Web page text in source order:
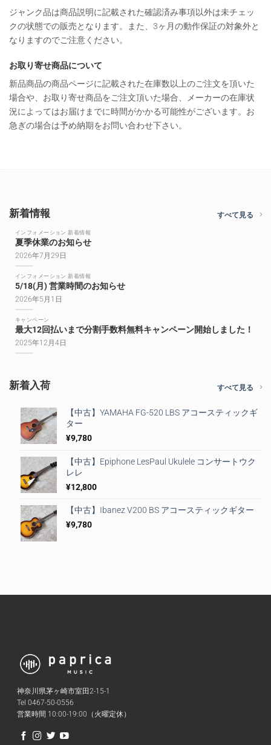
ジャンク品は商品説明に記載された確認済み事項以外は未チェッ
クの状態での販売となります。また、3ヶ月の動作保証の対象外と
なりますのでご注意ください。
お取り寄せ商品について
新品商品の商品ページに記載された在庫数以上のご注文を頂いた
場合や、お取り寄せ商品をご注文頂いた場合、メーカーの在庫状
況によってはお届けまでに時間がかかる可能性がございます。お
急ぎの場合は予め納期をお問い合わせ下さい。
新着情報 すべて見る
インフォメーション 新着情報
夏季休業のお知らせ
2026年7月29日
インフォメーション 新着情報
5/18(月) 営業時間のお知らせ
2026年5月1日
キャンペーン
最大12回払いまで分割手数料無料キャンペーン開始しました！
2025年12月4日
新着入荷 すべて見る
【中古】YAMAHA FG-520 LBS アコースティックギ
ター
¥9,780
【中古】Epiphone LesPaul Ukulele コンサートウク
レレ
¥12,800
【中古】Ibanez V200 BS アコースティックギター
¥9,780
神奈川県茅ヶ崎市室田2-15-1
Tel 0467-50-0556
営業時間 10:00-19:00（火曜定休）